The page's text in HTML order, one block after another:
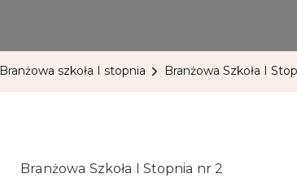
Branżowa szkoła I stopnia Branżowa Szkoła I
Branżowa Szkoła I Stopnia nr 2